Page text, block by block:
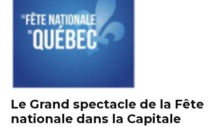
Le Grand spectacle de la Fête
nationale dans la Capitale